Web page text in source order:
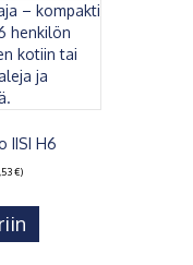
IISI H6
€)